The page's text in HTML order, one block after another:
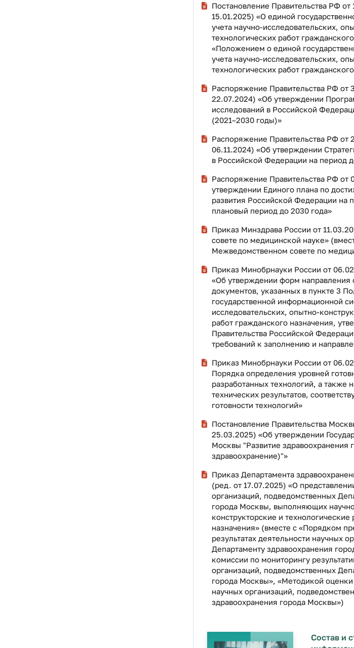
Постановление Правительства РФ
15.01.2025) «О единой
учета научно-исследовательских,
технологических работ
«Положением о единой
учета научно-исследовательских,
технологических работ
Распоряжение Правительства РФ от
22.07.2024) «Об утверждении
исследований в Российской
(2021–2030 годы)»
Распоряжение Правительства РФ от
06.11.2024) «Об утверждении
в Российской Федерации на период
Распоряжение Правительства РФ от
утверждении Единого плана по
развития Российской Федерации на
плановый период до 2030 года»
Приказ Минздрава России от
совете по медицинской науке»
Межведомственном совете по
Приказ Минобрнауки России от
«Об утверждении форм направления
документов, указанных в пункте 3
государственной информационной
исследовательских, опытно-
работ гражданского назначения,
Правительства Российской
требований к заполнению и
Приказ Минобрнауки России от
Порядка определения уровней
разработанных технологий, а также
технических результатов,
готовности технологий»
Постановление Правительства
25.03.2025) «Об утверждении
Москвы "Развитие здравоохранения
здравоохранение)"»
Приказ Департамента
(ред. от 17.07.2025) «О
организаций, подведомственных
города Москвы, выполняющих
конструкторские и
назначения» (вместе с «Порядком
результатах деятельности научных
Департаменту здравоохранения
комиссии по мониторингу
организаций, подведомственных
города Москвы», «Методикой оценки
научных организаций,
здравоохранения города Москвы»)
Состав и